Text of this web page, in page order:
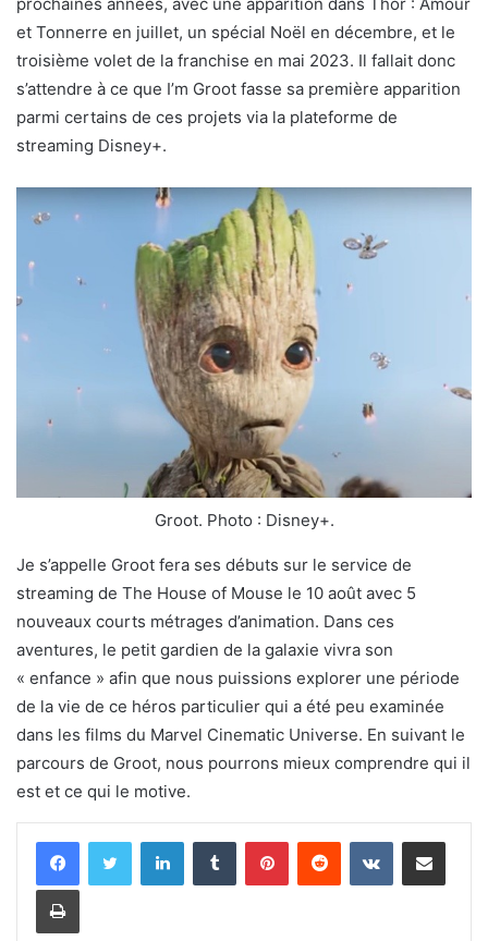
et Tonnerre en juillet, un spécial Noël en décembre, et le
troisième volet de la franchise en mai 2023. Il fallait donc
s’attendre à ce que I’m Groot fasse sa première apparition
parmi certains de ces projets via la plateforme de
streaming Disney+.
Groot. Photo : Disney+.
Je s’appelle Groot fera ses débuts sur le service de
streaming de The House of Mouse le 10 août avec 5
nouveaux courts métrages d’animation. Dans ces
aventures, le petit gardien de la galaxie vivra son
« enfance » afin que nous puissions explorer une période
de la vie de ce héros particulier qui a été peu examinée
dans les films du Marvel Cinematic Universe. En suivant le
parcours de Groot, nous pourrons mieux comprendre qui il
est et ce qui le motive.
LinkedinTumblr PinterestReddit VKontaktePartager par email
Imprimer